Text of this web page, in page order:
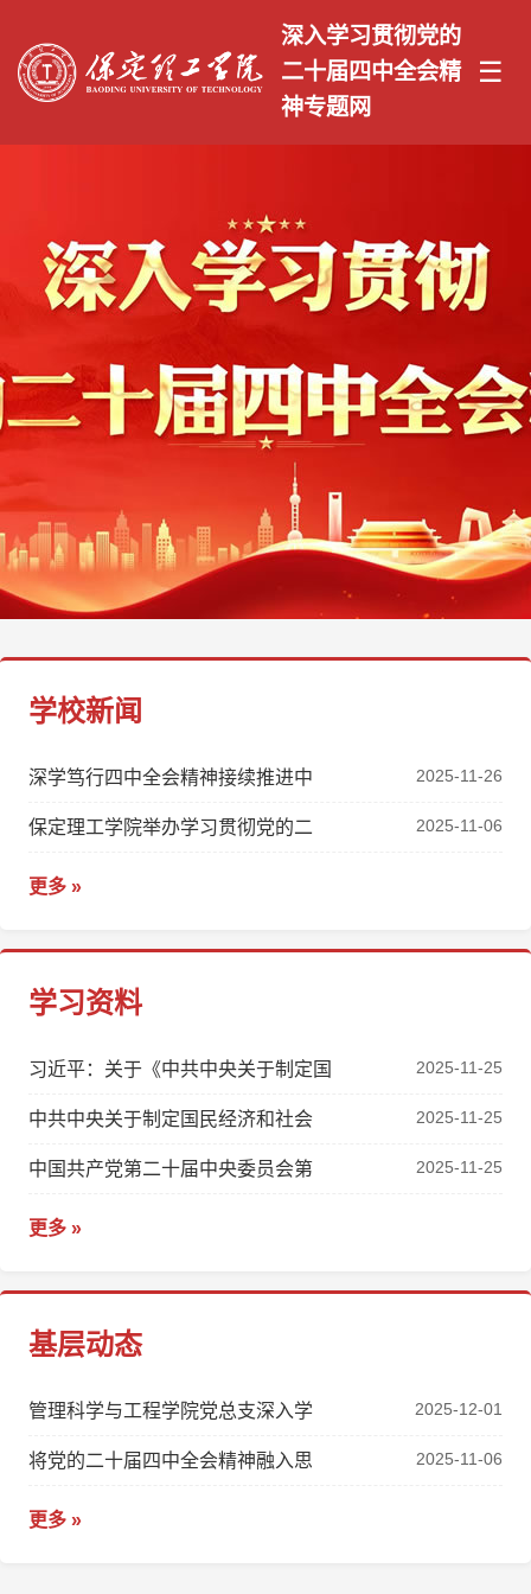
深入学习贯彻党的
二十届四中全会精
神专题网
☰
学校新闻
深学笃行四中全会精神接续推进中 2025-11-26
保定理工学院举办学习贯彻党的二 2025-11-06
更多 »
学习资料
习近平：关于《中共中央关于制定国 2025-11-25
中共中央关于制定国民经济和社会 2025-11-25
中国共产党第二十届中央委员会第 2025-11-25
更多 »
基层动态
管理科学与工程学院党总支深入学 2025-12-01
将党的二十届四中全会精神融入思 2025-11-06
更多 »